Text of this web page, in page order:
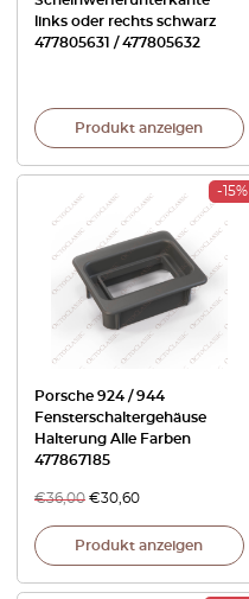
links oder rechts schwarz
477805631 / 477805632
Produkt anzeigen
-15%
Porsche 924 / 944
Fensterschaltergehäuse
Halterung Alle Farben
477867185
€36,00 €30,60
Produkt anzeigen